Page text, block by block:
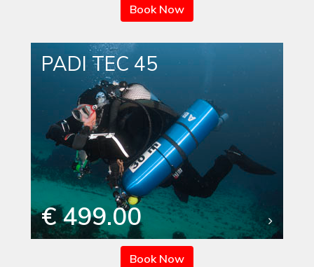
Book Now
PADI TEC 45
€ 499.00
Book Now